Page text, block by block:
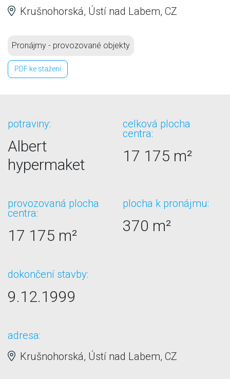
Krušnohorská, Ústí nad Labem, CZ
Pronájmy - provozované objekty
PDF ke stažení
potraviny:
Albert
hypermaket
celková plocha
centra:
17 175 m²
provozovaná plocha
centra:
17 175 m²
plocha k pronájmu:
370 m²
dokončení stavby:
9.12.1999
adresa:
Krušnohorská, Ústí nad Labem, CZ